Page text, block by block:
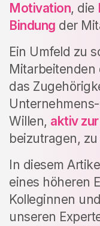
Motivation, die
Bindung der
Ein Umfeld zu
Mitarbeitenden
das
Willen, aktiv
beizutragen,
In diesem
eines höheren
Kolleginnen
unseren